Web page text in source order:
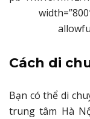
Cách di
Bạn có thể di
trung tâm Hà